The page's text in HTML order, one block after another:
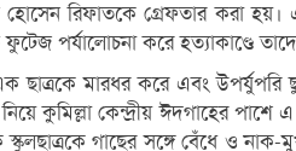
রিফাতকে গ্রেফতার করা
পর্যালোচনা করে হত্যাকাণ্ডে
ছাত্রকে মারধর করে এবং
কুমিল্লা কেন্দ্রীয় ঈদগাহের
গাছের সঙ্গে বেঁধে ও